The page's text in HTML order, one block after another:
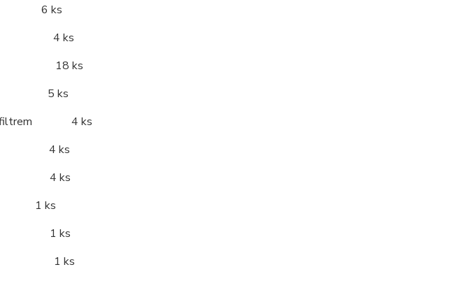
6 ks
cm 4 ks
cm 18 ks
5 ks
a filtrem 4 ks
4 ks
4 ks
ks
1 ks
1 ks